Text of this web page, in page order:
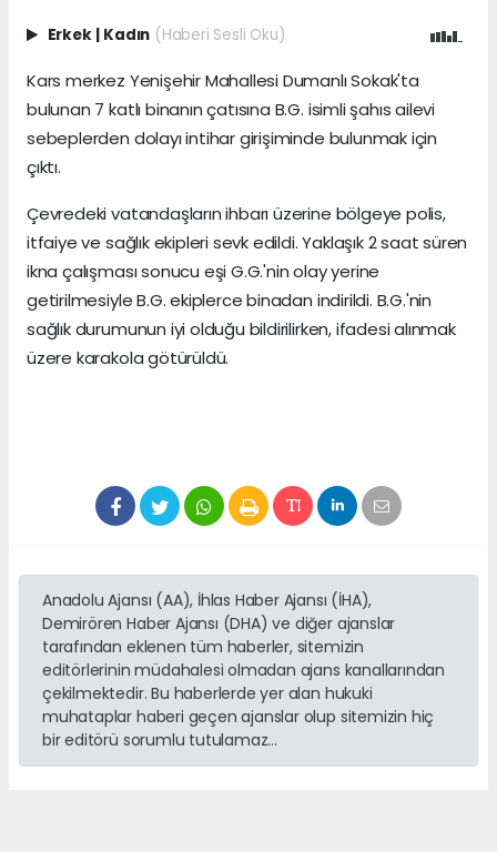
Erkek | Kadın (Haberi Sesli Oku)
Kars merkez Yenişehir Mahallesi Dumanlı Sokak'ta
bulunan 7 katlı binanın çatısına B.G. isimli şahıs ailevi
sebeplerden dolayı intihar girişiminde bulunmak için
çıktı.
Çevredeki vatandaşların ihbarı üzerine bölgeye polis,
itfaiye ve sağlık ekipleri sevk edildi. Yaklaşık 2 saat süren
ikna çalışması sonucu eşi G.G.'nin olay yerine
getirilmesiyle B.G. ekiplerce binadan indirildi. B.G.'nin
sağlık durumunun iyi olduğu bildirilirken, ifadesi alınmak
üzere karakola götürüldü.
Anadolu Ajansı (AA), İhlas Haber Ajansı (İHA),
Demirören Haber Ajansı (DHA) ve diğer ajanslar
tarafından eklenen tüm haberler, sitemizin
editörlerinin müdahalesi olmadan ajans kanallarından
çekilmektedir. Bu haberlerde yer alan hukuki
muhataplar haberi geçen ajanslar olup sitemizin hiç
bir editörü sorumlu tutulamaz...